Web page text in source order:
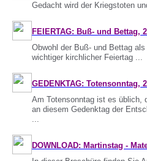
Gedacht wird der Kriegstoten
FEIERTAG: Buß- und Bettag,
Obwohl der Buß- und Bettag
wichtiger kirchlicher Feiertag ...
GEDENKTAG: Totensonntag,
Am Totensonntag ist es üblich,
an diesem Gedenktag der
...
DOWNLOAD: Martinstag -